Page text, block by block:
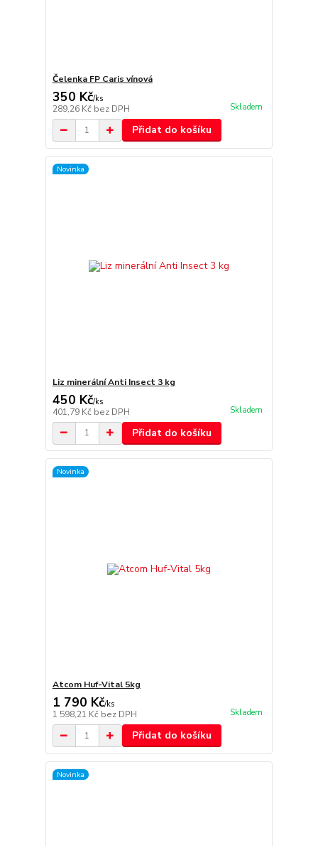
Čelenka FP Caris vínová
350 Kč/ks
289,26 Kč bez DPH Skladem
Přidat do košíku
Novinka
Liz minerální Anti Insect 3 kg
450 Kč/ks
401,79 Kč bez DPH Skladem
Přidat do košíku
Novinka
Atcom Huf-Vital 5kg
1 790 Kč/ks
1 598,21 Kč bez DPH Skladem
Přidat do košíku
Novinka